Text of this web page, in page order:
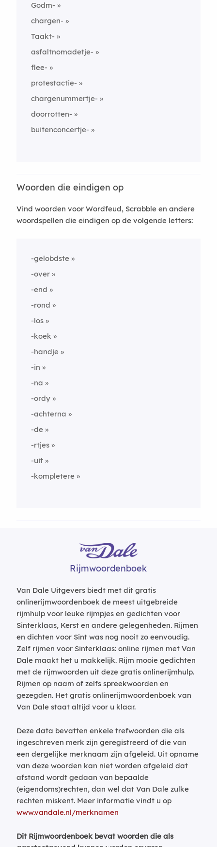
Godm-
chargen-
Taakt-
asfaltnomadetje-
flee-
protestactie-
chargenummertje-
doorrotten-
buitenconcertje-
Woorden die eindigen op
Vind woorden voor Wordfeud, Scrabble en andere
woordspellen die eindigen op de volgende letters:
-gelobdste
-over
-end
-rond
-los
-koek
-handje
-in
-na
-ordy
-achterna
-de
-rtjes
-uit
-kompletere
Rijmwoordenboek
Van Dale Uitgevers biedt met dit gratis
onlinerijmwoordenboek de meest uitgebreide
rijmhulp voor leuke rijmpjes en gedichten voor
Sinterklaas, Kerst en andere gelegenheden. Rijmen
en dichten voor Sint was nog nooit zo eenvoudig.
Zelf rijmen voor Sinterklaas: online rijmen met Van
Dale maakt het u makkelijk. Rijm mooie gedichten
met de rijmwoorden uit deze gratis onlinerijmhulp.
Rijmen op naam of zelfs spreekwoorden en
gezegden. Het gratis onlinerijmwoordenboek van
Van Dale staat altijd voor u klaar.
Deze data bevatten enkele trefwoorden die als
ingeschreven merk zijn geregistreerd of die van
een dergelijke merknaam zijn afgeleid. Uit opname
van deze woorden kan niet worden afgeleid dat
afstand wordt gedaan van bepaalde
(eigendoms)rechten, dan wel dat Van Dale zulke
rechten miskent. Meer informatie vindt u op
www.vandale.nl/merknamen
Dit Rijmwoordenboek bevat woorden die als